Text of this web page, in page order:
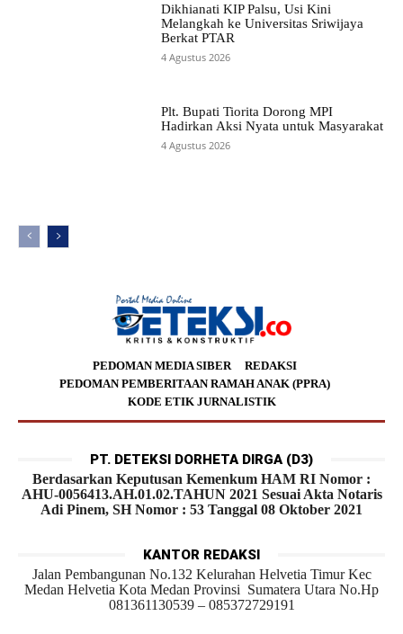
Dikhianati KIP Palsu, Usi Kini
Melangkah ke Universitas Sriwijaya
Berkat PTAR
4 Agustus 2026
Plt. Bupati Tiorita Dorong MPI
Hadirkan Aksi Nyata untuk Masyarakat
4 Agustus 2026
PEDOMAN MEDIA SIBER
REDAKSI
PEDOMAN PEMBERITAAN RAMAH ANAK (PPRA)
KODE ETIK JURNALISTIK
PT. DETEKSI DORHETA DIRGA (D3)
Berdasarkan Keputusan Kemenkum HAM RI Nomor :
AHU-0056413.AH.01.02.TAHUN 2021 Sesuai Akta Notaris
Adi Pinem, SH Nomor : 53 Tanggal 08 Oktober 2021
KANTOR REDAKSI
Jalan Pembangunan No.132 Kelurahan Helvetia Timur Kec
Medan Helvetia Kota Medan Provinsi Sumatera Utara No.Hp
081361130539 – 085372729191